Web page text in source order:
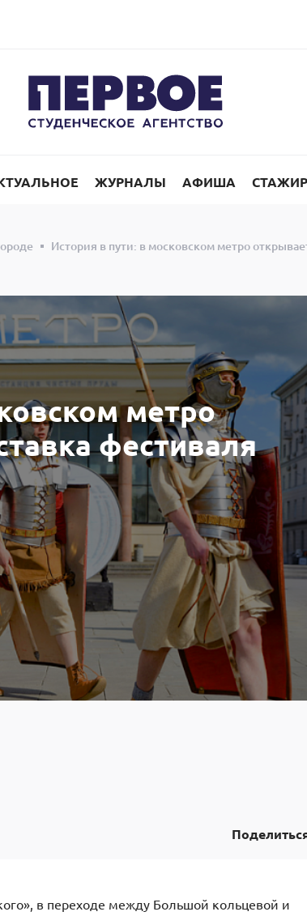
ЖУРНАЛЫ АФИША
История в пути: в московском метро
метро
фестиваля
в переходе между Большой кольцевой и